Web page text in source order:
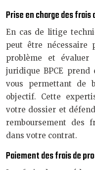
Prise en charge des frais
En cas de litige
peut être nécessaire
problème et évaluer
juridique BPCE prend
vous permettant de
objectif. Cette
votre dossier et
remboursement des
dans votre contrat.
Paiement des frais de